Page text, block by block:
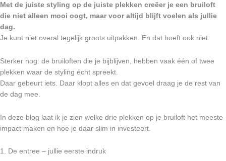
Met de juiste styling op de juiste plekken creëer je een bruiloft
die niet alleen mooi oogt, maar voor altijd blijft voelen als jullie
dag.
Je kunt niet overal tegelijk groots uitpakken. En dat hoeft ook niet.
Sterker nog: de bruiloften die je bijblijven, hebben vaak één of twee
plekken waar de styling écht spreekt.
Daar gebeurt iets. Daar klopt alles en dat gevoel draag je de rest van
de dag mee.
In deze blog laat ik je zien welke drie plekken op je bruiloft het meeste
impact maken en hoe je daar slim in investeert.
1. De entree – jullie eerste indruk